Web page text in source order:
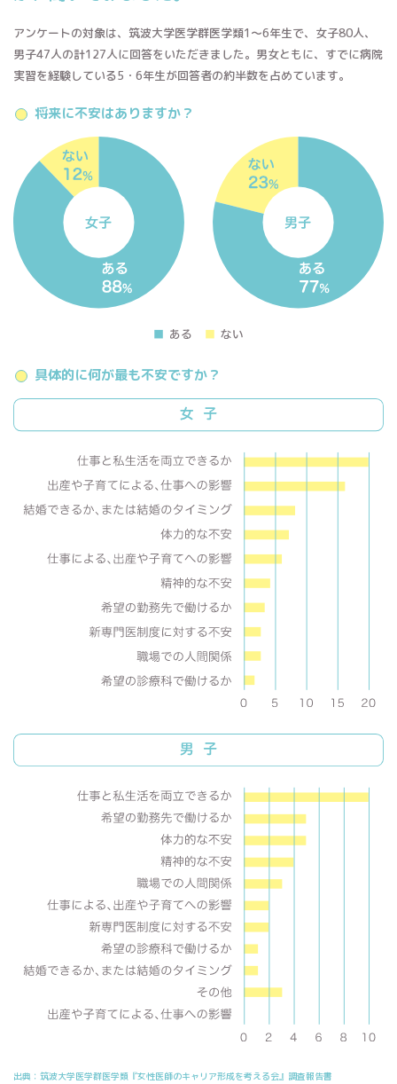
アンケートの対象は、筑波大学医学群医学類1〜6年生で、女子80人、
男子47人の計127人に回答をいただきました。男女ともに、すでに病院
実習を経験している5・6年生が回答者の約半数を占めています。
将来に不安はありますか？
具体的に何が最も不安ですか？
出典：筑波大学医学群医学類『女性医師のキャリア形成を考える会』調査報告書